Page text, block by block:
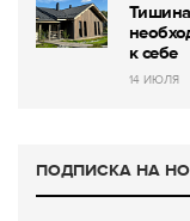
к себе
14 ИЮЛЯ
ПОДПИСКА НА